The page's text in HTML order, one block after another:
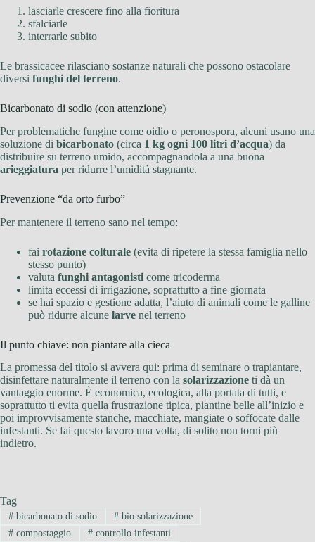
lasciarle crescere fino alla fioritura
sfalciarle
interrarle subito
Le brassicacee rilasciano sostanze naturali che possono ostacolare
diversi funghi del terreno.
Bicarbonato di sodio (con attenzione)
Per problematiche fungine come oidio o peronospora, alcuni usano una
soluzione di bicarbonato (circa 1 kg ogni 100 litri d’acqua) da
distribuire su terreno umido, accompagnandola a una buona
arieggiatura per ridurre l’umidità stagnante.
Prevenzione “da orto furbo”
Per mantenere il terreno sano nel tempo:
fai rotazione colturale (evita di ripetere la stessa famiglia nello
stesso punto)
valuta funghi antagonisti come tricoderma
limita eccessi di irrigazione, soprattutto a fine giornata
se hai spazio e gestione adatta, l’aiuto di animali come le galline
può ridurre alcune larve nel terreno
Il punto chiave: non piantare alla cieca
La promessa del titolo si avvera qui: prima di seminare o trapiantare,
disinfettare naturalmente il terreno con la solarizzazione ti dà un
vantaggio enorme. È economica, ecologica, alla portata di tutti, e
soprattutto ti evita quella frustrazione tipica, piantine belle all’inizio e
poi improvvisamente stanche, macchiate, mangiate o soffocate dalle
infestanti. Se fai questo lavoro una volta, di solito non torni più
indietro.
Tag
#bicarbonato di sodio #bio solarizzazione
#compostaggio #controllo infestanti